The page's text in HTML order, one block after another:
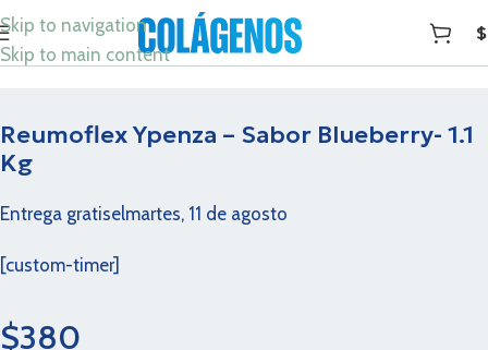
Skip to navigation
Skip to main content
$
Reumoflex Ypenza – Sabor Blueberry- 1.1
Kg
Entrega gratiselmartes, 11 de agosto
[custom-timer]
$380